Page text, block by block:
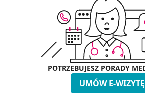
POTRZEBUJESZ PORADY
UMÓW E-WIZYTĘ